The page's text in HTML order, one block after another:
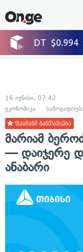
16 ივნისი, 07:42
ეკონომიკა
ფასიანი განთავსება
მარიამ
— დაიჯერე
ანაბარი